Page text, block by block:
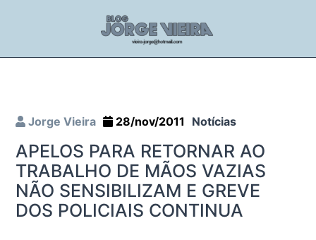
Jorge Vieira 28/nov/2011 Notícias
APELOS PARA RETORNAR AO
TRABALHO DE MÃOS VAZIAS
NÃO SENSIBILIZAM E GREVE
DOS POLICIAIS CONTINUA